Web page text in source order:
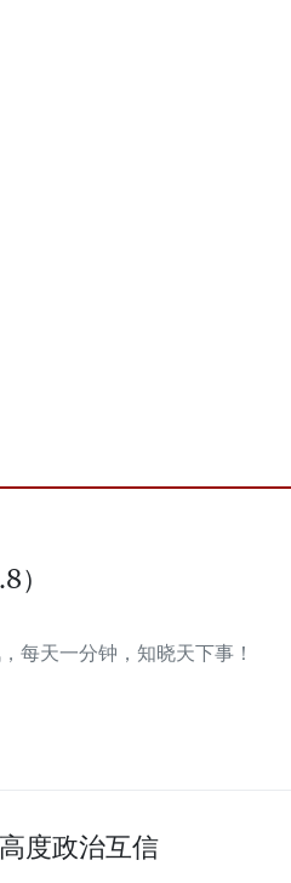
）
每天一分钟，知晓天下事！
度政治互信